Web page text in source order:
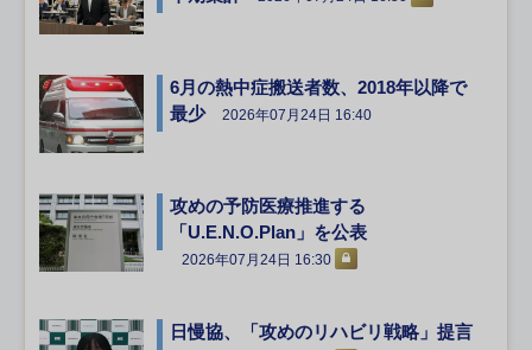
6月の熱中症搬送者数、2018年以降で
最少
2026年07月24日 16:40
攻めの予防医療推進する
「U.E.N.O.Plan」を公表
2026年07月24日 16:30
日慢協、「攻めのリハビリ戦略」提言